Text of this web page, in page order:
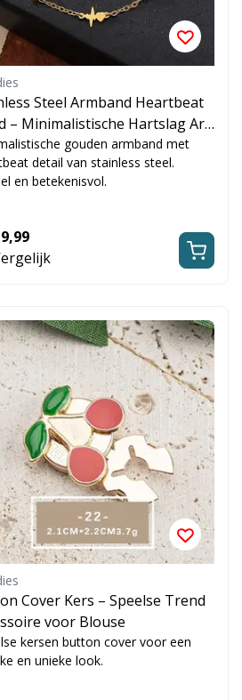
Steel Armband Heartbeat
– Minimalistische Hartslag Ar
gouden armband met
detail van stainless steel.
en betekenisvol.
Cover Kers – Speelse Trend
voor Blouse
kersen button cover voor een
en unieke look.